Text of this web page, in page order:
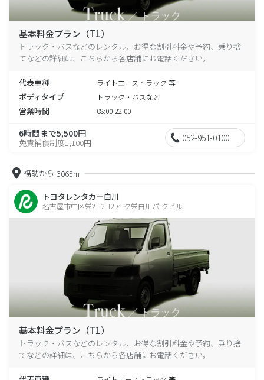
基本料金プラン（T1）
トラック・バスなどのレンタル、お得な割引料金や予約、乗り捨
てなどの詳細は、こちらから各店舗にお電話ください。
代表車種 ライトエーストラック 等
ボディタイプ トラック・バスなど
営業時間 08:00-22:00
6時間まで5,500円
免責補償制度1,100円 052-951-0100
福助から 3065m
トヨタレンタカー白川
名古屋市中区栄2-12-12ア-ク栄白川パ-クビル
基本料金プラン（T1）
トラック・バスなどのレンタル、お得な割引料金や予約、乗り捨
てなどの詳細は、こちらから各店舗にお電話ください。